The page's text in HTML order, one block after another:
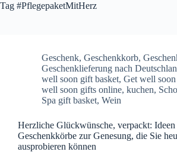
Tag #PflegepaketMitHerz
Geschenk, Geschenkkorb,
Geschenklieferung nach
well soon gift basket, Get well
well soon gifts online, kuchen,
Spa gift basket, Wein
Herzliche Glückwünsche, verpackt:
Geschenkkörbe zur Genesung, die Sie
ausprobieren können